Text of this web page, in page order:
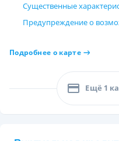
Существенные
Предупреждение о
Подробнее о карте
Ещё 1